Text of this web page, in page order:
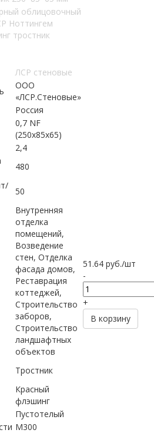
облицовочный
Ноттингем
тростник
ЛСР стеновые
ООО
«ЛСР.Стеновые»
Россия
0,7 NF
(250х85х65)
2,4
480
50
Внутренняя
отделка
помещений,
Возведение
стен, Отделка
фасада домов,
Реставрация
коттеджей,
Строительство
заборов,
Строительство
ландшафтных
объектов
Тростник
Красный
флэшинг
Пустотелый
М300
51.64 руб./шт
-
+
В корзину